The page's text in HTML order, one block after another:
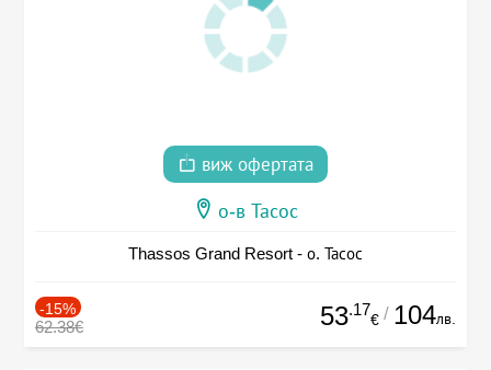
виж офертата
о-в Тасос
Thassos Grand Resort - о. Тасос
-15%
62.38€ 53.17
€ / 104лв.